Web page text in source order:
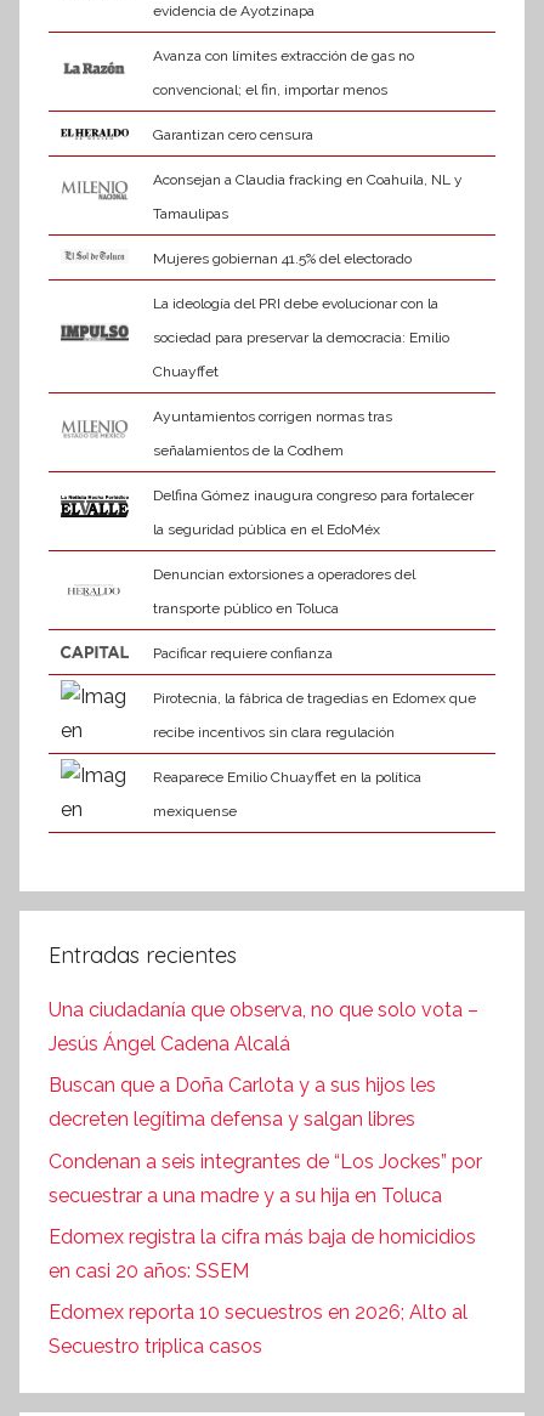
evidencia de Ayotzinapa
Avanza con límites extracción de gas no
convencional; el fin, importar menos
Garantizan cero censura
Aconsejan a Claudia fracking en Coahuila, NL y
Tamaulipas
Mujeres gobiernan 41.5% del electorado
La ideología del PRI debe evolucionar con la
sociedad para preservar la democracia: Emilio
Chuayffet
Ayuntamientos corrigen normas tras
señalamientos de la Codhem
Delfina Gómez inaugura congreso para fortalecer
la seguridad pública en el EdoMéx
Denuncian extorsiones a operadores del
transporte público en Toluca
Pacificar requiere confianza
Pirotecnia, la fábrica de tragedias en Edomex que
recibe incentivos sin clara regulación
Reaparece Emilio Chuayffet en la política
mexiquense
Entradas recientes
Una ciudadanía que observa, no que solo vota –
Jesús Ángel Cadena Alcalá
Buscan que a Doña Carlota y a sus hijos les
decreten legítima defensa y salgan libres
Condenan a seis integrantes de “Los Jockes” por
secuestrar a una madre y a su hija en Toluca
Edomex registra la cifra más baja de homicidios
en casi 20 años: SSEM
Edomex reporta 10 secuestros en 2026; Alto al
Secuestro triplica casos